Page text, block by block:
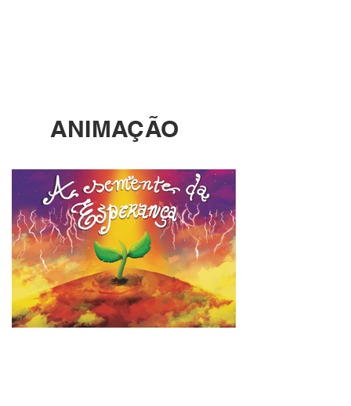
ANIMAÇÃO